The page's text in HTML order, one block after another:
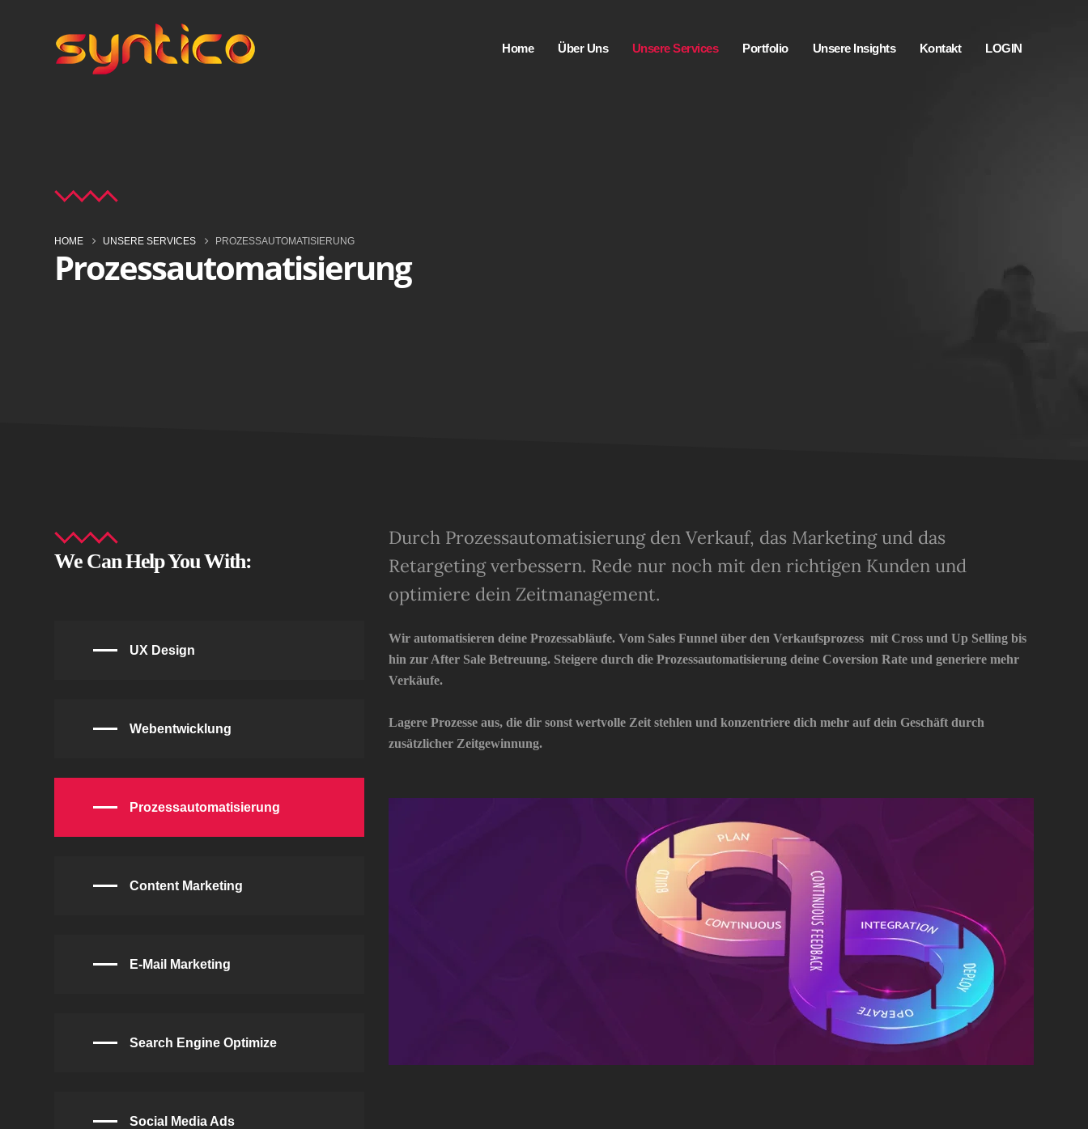
Home Über Uns Unsere Services Portfolio Unsere Insights Kontakt LOGIN
HOME UNSERE SERVICES PROZESSAUTOMATISIERUNG
Prozessautomatisierung
We Can Help You With:
UX Design
Webentwicklung
Prozessautomatisierung
Content Marketing
E-Mail Marketing
Search Engine Optimize
Social Media Ads
Durch Prozessautomatisierung den Verkauf, das Marketing und das
Retargeting verbessern. Rede nur noch mit den richtigen Kunden und
optimiere dein Zeitmanagement.
Wir automatisieren deine Prozessabläufe. Vom Sales Funnel über den Verkaufsprozess mit Cross und Up Selling bis
hin zur After Sale Betreuung. Steigere durch die Prozessautomatisierung deine Coversion Rate und generiere mehr
Verkäufe.
Lagere Prozesse aus, die dir sonst wertvolle Zeit stehlen und konzentriere dich mehr auf dein Geschäft durch
zusätzlicher Zeitgewinnung.